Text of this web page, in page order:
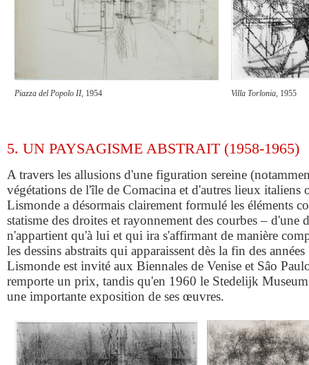
Piazza del Popolo II, 1954 Villa Torlonia, 1955
5. UN PAYSAGISME ABSTRAIT (1958-1965)
A travers les allusions d'une figuration sereine
végétations de l'île de Comacina et d'autres lieux italiens
Lismonde a désormais clairement formulé les éléments
statisme des droites et rayonnement des courbes – d'une
n'appartient qu'à lui et qui ira s'affirmant de manière
les dessins abstraits qui apparaissent dès la fin des
Lismonde est invité aux Biennales de Venise et Sâo
remporte un prix, tandis qu'en 1960 le Stedelijk
une importante exposition de ses œuvres.